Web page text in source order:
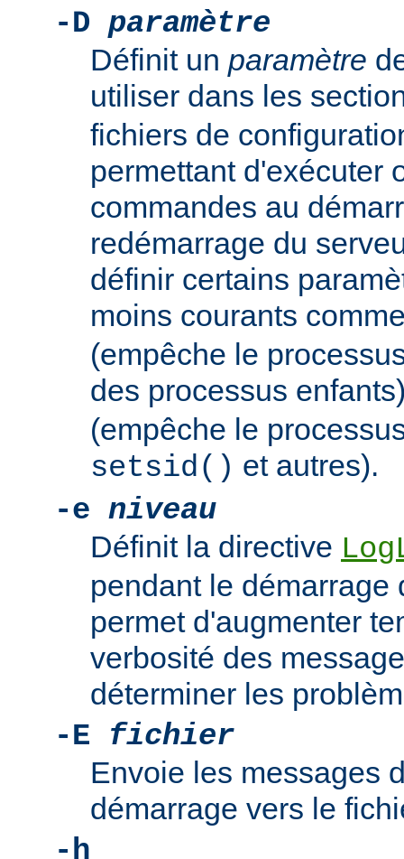
-D paramètre
Définit un paramètre
utiliser dans les
fichiers de
permettant d'exécuter
commandes au
redémarrage du
définir certains
moins courants
(empêche le
des processus
(empêche le
setsid() et autres).
-e niveau
Définit la directive
pendant le démarrage
permet d'augmenter
verbosité des
déterminer les
-E fichier
Envoie les messages
démarrage vers le
-h